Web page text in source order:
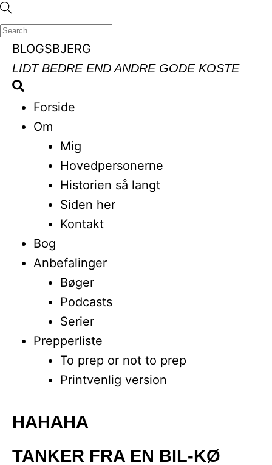
Skip
to
content
Menu
BLOGSBJERG
LIDT BEDRE END ANDRE GODE KOSTE
Search
Forside
Om
Mig
Hovedpersonerne
Historien så langt
Siden her
Kontakt
Bog
Anbefalinger
Bøger
Podcasts
Serier
Prepperliste
To prep or not to prep
Printvenlig version
Close
HAHAHA
TANKER FRA EN BIL-KØ